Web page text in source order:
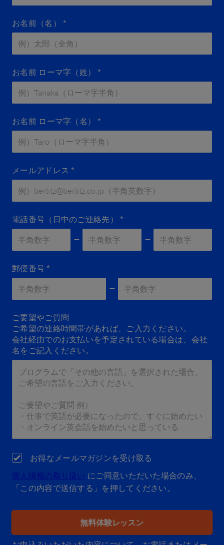
お名前（名） *
お名前 ローマ字（姓） *
お名前 ローマ字（名） *
メールアドレス *
電話番号（日中のご連絡先） *
郵便番号 *
Zip 2
ご要望やご質問
ご希望の連絡時間帯があれば、ご入力ください。
会社経由でのお支払いを予定されている場合は、会社
名をご記入ください。
お得なメールマガジンを受け取る
個人情報の取り扱い にご同意いただいた場合のみ、
「この内容で送信する」を押してください。
無料体験レッスン